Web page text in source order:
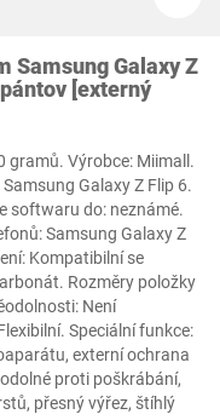
Samsung Galaxy Z
[externý
gramů. Výrobce: Miimall.
Galaxy Z Flip 6.
softwaru do: neznámé.
Samsung Galaxy Z
Kompatibilní se
Rozměry položky
Není
Speciální funkce:
externí ochrana
proti poškrábání,
přesný výřez, štíhlý